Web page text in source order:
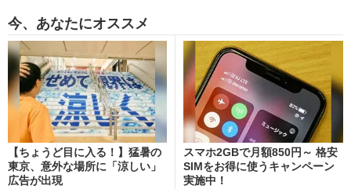
今、あなたにオススメ
【ちょうど目に入る！】猛暑の
東京、意外な場所に「涼しい」
広告が出現
スマホ2GBで月額850円～ 格安
SIMをお得に使うキャンペーン
実施中！